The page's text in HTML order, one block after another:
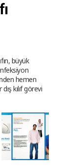
büyük
hemen
kılıf görevi